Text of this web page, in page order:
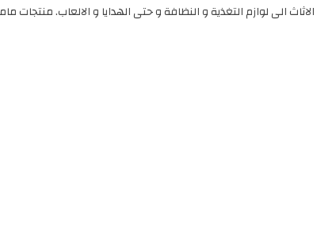
الى لوازم التغذية و النظافة و حتى الهدايا و الالعاب. منتجات ماماز